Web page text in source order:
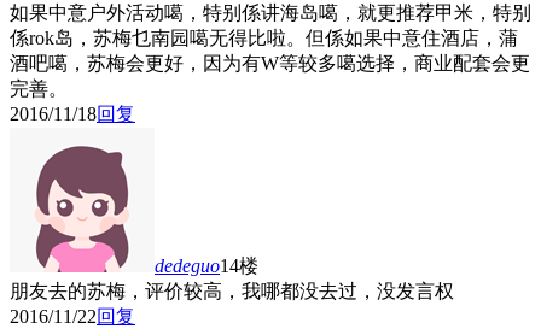
如果中意户外活动噶，特别係讲海岛噶，就更推荐甲米，特别
係rok岛，苏梅乜南园噶无得比啦。但係如果中意住酒店，蒲
酒吧噶，苏梅会更好，因为有W等较多噶选择，商业配套会更
完善。
2016/11/18回复
dedeguo14楼
朋友去的苏梅，评价较高，我哪都没去过，没发言权
2016/11/22回复